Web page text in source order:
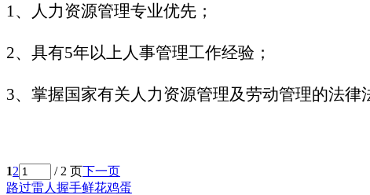
1、人力资源管理专业优先；
2、具有5年以上人事管理工作经验；
3、掌握国家有关人力资源管理及劳动管理的法律
12 / 2 页下一页
路过雷人 握手鲜花鸡蛋